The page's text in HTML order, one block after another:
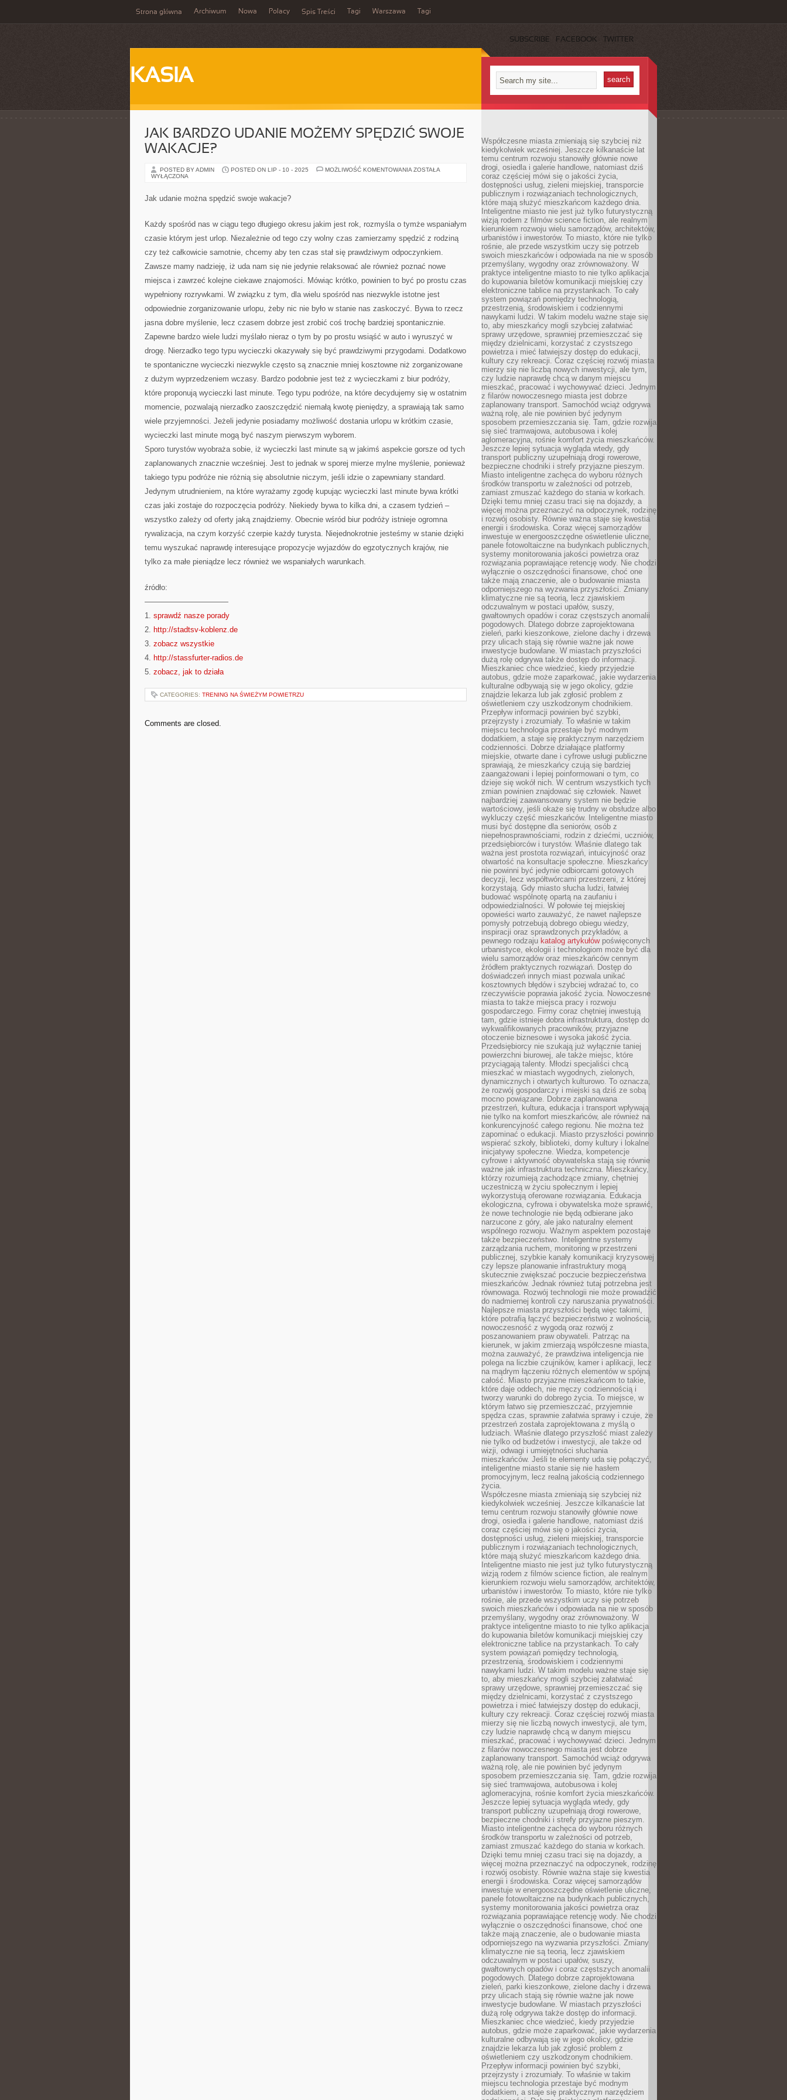
Strona główna Archiwum Nowa Polacy Spis Treści Tagi Warszawa Tagi
SUBSCRIBE FACEBOOK TWITTER
KASIA
JAK BARDZO UDANIE MOŻEMY SPĘDZIĆ SWOJE
WAKACJE?
POSTED BY ADMIN POSTED ON LIP - 10 - 2025 MOŻLIWOŚĆ KOMENTOWANIA JAK
ZOSTAŁA
WYŁĄCZONA
Jak udanie można spędzić swoje wakacje?
Każdy spośród nas w ciągu tego długiego okresu jakim jest rok, rozmyśla o tymże wspaniałym
czasie którym jest urlop. Niezależnie od tego czy wolny czas zamierzamy spędzić z rodziną
czy też całkowicie samotnie, chcemy aby ten czas stał się prawdziwym odpoczynkiem.
Zawsze mamy nadzieję, iż uda nam się nie jedynie relaksować ale również poznać nowe
miejsca i zawrzeć kolejne ciekawe znajomości. Mówiąc krótko, powinien to być po prostu czas
wypełniony rozrywkami. W związku z tym, dla wielu spośród nas niezwykle istotne jest
odpowiednie zorganizowanie urlopu, żeby nic nie było w stanie nas zaskoczyć. Bywa to rzecz
jasna dobre myślenie, lecz czasem dobrze jest zrobić coś trochę bardziej spontanicznie.
Zapewne bardzo wiele ludzi myślało nieraz o tym by po prostu wsiąść w auto i wyruszyć w
drogę. Nierzadko tego typu wycieczki okazywały się być prawdziwymi przygodami. Dodatkowo
te spontaniczne wycieczki niezwykle często są znacznie mniej kosztowne niż zorganizowane
z dużym wyprzedzeniem wczasy. Bardzo podobnie jest też z wycieczkami z biur podróży,
które proponują wycieczki last minute. Tego typu podróże, na które decydujemy się w ostatnim
momencie, pozwalają nierzadko zaoszczędzić niemałą kwotę pieniędzy, a sprawiają tak samo
wiele przyjemności. Jeżeli jedynie posiadamy możliwość dostania urlopu w krótkim czasie,
wycieczki last minute mogą być naszym pierwszym wyborem.
Sporo turystów wyobraża sobie, iż wycieczki last minute są w jakimś aspekcie gorsze od tych
zaplanowanych znacznie wcześniej. Jest to jednak w sporej mierze mylne myślenie, ponieważ
takiego typu podróże nie różnią się absolutnie niczym, jeśli idzie o zapewniany standard.
Jedynym utrudnieniem, na które wyrażamy zgodę kupując wycieczki last minute bywa krótki
czas jaki zostaje do rozpoczęcia podróży. Niekiedy bywa to kilka dni, a czasem tydzień –
wszystko zależy od oferty jaką znajdziemy. Obecnie wśród biur podróży istnieje ogromna
rywalizacja, na czym korzyść czerpie każdy turysta. Niejednokrotnie jesteśmy w stanie dzięki
temu wyszukać naprawdę interesujące propozycje wyjazdów do egzotycznych krajów, nie
tylko za małe pieniądze lecz również we wspaniałych warunkach.
źródło:
———————————
1. sprawdź nasze porady
2. http://stadtsv-koblenz.de
3. zobacz wszystkie
4. http://stassfurter-radios.de
5. zobacz, jak to działa
CATEGORIES: TRENING NA ŚWIEŻYM POWIETRZU
Comments are closed.
Współczesne miasta zmieniają się szybciej niż
kiedykolwiek wcześniej. Jeszcze kilkanaście lat
temu centrum rozwoju stanowiły głównie nowe
drogi, osiedla i galerie handlowe, natomiast dziś
coraz częściej mówi się o jakości życia,
dostępności usług, zieleni miejskiej, transporcie
publicznym i rozwiązaniach technologicznych,
które mają służyć mieszkańcom każdego dnia.
Inteligentne miasto nie jest już tylko futurystyczną
wizją rodem z filmów science fiction, ale realnym
kierunkiem rozwoju wielu samorządów, architektów,
urbanistów i inwestorów. To miasto, które nie tylko
rośnie, ale przede wszystkim uczy się potrzeb
swoich mieszkańców i odpowiada na nie w sposób
przemyślany, wygodny oraz zrównoważony. W
praktyce inteligentne miasto to nie tylko aplikacja
do kupowania biletów komunikacji miejskiej czy
elektroniczne tablice na przystankach. To cały
system powiązań pomiędzy technologią,
przestrzenią, środowiskiem i codziennymi
nawykami ludzi. W takim modelu ważne staje się
to, aby mieszkańcy mogli szybciej załatwiać
sprawy urzędowe, sprawniej przemieszczać się
między dzielnicami, korzystać z czystszego
powietrza i mieć łatwiejszy dostęp do edukacji,
kultury czy rekreacji. Coraz częściej rozwój miasta
mierzy się nie liczbą nowych inwestycji, ale tym,
czy ludzie naprawdę chcą w danym miejscu
mieszkać, pracować i wychowywać dzieci. Jednym
z filarów nowoczesnego miasta jest dobrze
zaplanowany transport. Samochód wciąż odgrywa
ważną rolę, ale nie powinien być jedynym
sposobem przemieszczania się. Tam, gdzie rozwija
się sieć tramwajowa, autobusowa i kolej
aglomeracyjna, rośnie komfort życia mieszkańców.
Jeszcze lepiej sytuacja wygląda wtedy, gdy
transport publiczny uzupełniają drogi rowerowe,
bezpieczne chodniki i strefy przyjazne pieszym.
Miasto inteligentne zachęca do wyboru różnych
środków transportu w zależności od potrzeb,
zamiast zmuszać każdego do stania w korkach.
Dzięki temu mniej czasu traci się na dojazdy, a
więcej można przeznaczyć na odpoczynek, rodzinę
i rozwój osobisty. Równie ważna staje się kwestia
energii i środowiska. Coraz więcej samorządów
inwestuje w energooszczędne oświetlenie uliczne,
panele fotowoltaiczne na budynkach publicznych,
systemy monitorowania jakości powietrza oraz
rozwiązania poprawiające retencję wody. Nie chodzi
wyłącznie o oszczędności finansowe, choć one
także mają znaczenie, ale o budowanie miasta
odporniejszego na wyzwania przyszłości. Zmiany
klimatyczne nie są teorią, lecz zjawiskiem
odczuwalnym w postaci upałów, suszy,
gwałtownych opadów i coraz częstszych anomalii
pogodowych. Dlatego dobrze zaprojektowana
zieleń, parki kieszonkowe, zielone dachy i drzewa
przy ulicach stają się równie ważne jak nowe
inwestycje budowlane. W miastach przyszłości
dużą rolę odgrywa także dostęp do informacji.
Mieszkaniec chce wiedzieć, kiedy przyjedzie
autobus, gdzie może zaparkować, jakie wydarzenia
kulturalne odbywają się w jego okolicy, gdzie
znajdzie lekarza lub jak zgłosić problem z
oświetleniem czy uszkodzonym chodnikiem.
Przepływ informacji powinien być szybki,
przejrzysty i zrozumiały. To właśnie w takim
miejscu technologia przestaje być modnym
dodatkiem, a staje się praktycznym narzędziem
codzienności. Dobrze działające platformy
miejskie, otwarte dane i cyfrowe usługi publiczne
sprawiają, że mieszkańcy czują się bardziej
zaangażowani i lepiej poinformowani o tym, co
dzieje się wokół nich. W centrum wszystkich tych
zmian powinien znajdować się człowiek. Nawet
najbardziej zaawansowany system nie będzie
wartościowy, jeśli okaże się trudny w obsłudze albo
wykluczy część mieszkańców. Inteligentne miasto
musi być dostępne dla seniorów, osób z
niepełnosprawnościami, rodzin z dziećmi, uczniów,
przedsiębiorców i turystów. Właśnie dlatego tak
ważna jest prostota rozwiązań, intuicyjność oraz
otwartość na konsultacje społeczne. Mieszkańcy
nie powinni być jedynie odbiorcami gotowych
decyzji, lecz współtwórcami przestrzeni, z której
korzystają. Gdy miasto słucha ludzi, łatwiej
budować wspólnotę opartą na zaufaniu i
odpowiedzialności. W połowie tej miejskiej
opowieści warto zauważyć, że nawet najlepsze
pomysły potrzebują dobrego obiegu wiedzy,
inspiracji oraz sprawdzonych przykładów, a
pewnego rodzaju katalog artykułówpoświęconych
urbanistyce, ekologii i technologiom może być dla
wielu samorządów oraz mieszkańców cennym
źródłem praktycznych rozwiązań. Dostęp do
doświadczeń innych miast pozwala unikać
kosztownych błędów i szybciej wdrażać to, co
rzeczywiście poprawia jakość życia. Nowoczesne
miasta to także miejsca pracy i rozwoju
gospodarczego. Firmy coraz chętniej inwestują
tam, gdzie istnieje dobra infrastruktura, dostęp do
wykwalifikowanych pracowników, przyjazne
otoczenie biznesowe i wysoka jakość życia.
Przedsiębiorcy nie szukają już wyłącznie taniej
powierzchni biurowej, ale także miejsc, które
przyciągają talenty. Młodzi specjaliści chcą
mieszkać w miastach wygodnych, zielonych,
dynamicznych i otwartych kulturowo. To oznacza,
że rozwój gospodarczy i miejski są dziś ze sobą
mocno powiązane. Dobrze zaplanowana
przestrzeń, kultura, edukacja i transport wpływają
nie tylko na komfort mieszkańców, ale również na
konkurencyjność całego regionu. Nie można też
zapominać o edukacji. Miasto przyszłości powinno
wspierać szkoły, biblioteki, domy kultury i lokalne
inicjatywy społeczne. Wiedza, kompetencje
cyfrowe i aktywność obywatelska stają się równie
ważne jak infrastruktura techniczna. Mieszkańcy,
którzy rozumieją zachodzące zmiany, chętniej
uczestniczą w życiu społecznym i lepiej
wykorzystują oferowane rozwiązania. Edukacja
ekologiczna, cyfrowa i obywatelska może sprawić,
że nowe technologie nie będą odbierane jako
narzucone z góry, ale jako naturalny element
wspólnego rozwoju. Ważnym aspektem pozostaje
także bezpieczeństwo. Inteligentne systemy
zarządzania ruchem, monitoring w przestrzeni
publicznej, szybkie kanały komunikacji kryzysowej
czy lepsze planowanie infrastruktury mogą
skutecznie zwiększać poczucie bezpieczeństwa
mieszkańców. Jednak również tutaj potrzebna jest
równowaga. Rozwój technologii nie może prowadzić
do nadmiernej kontroli czy naruszania prywatności.
Najlepsze miasta przyszłości będą więc takimi,
które potrafią łączyć bezpieczeństwo z wolnością,
nowoczesność z wygodą oraz rozwój z
poszanowaniem praw obywateli. Patrząc na
kierunek, w jakim zmierzają współczesne miasta,
można zauważyć, że prawdziwa inteligencja nie
polega na liczbie czujników, kamer i aplikacji, lecz
na mądrym łączeniu różnych elementów w spójną
całość. Miasto przyjazne mieszkańcom to takie,
które daje oddech, nie męczy codziennością i
tworzy warunki do dobrego życia. To miejsce, w
którym łatwo się przemieszczać, przyjemnie
spędza czas, sprawnie załatwia sprawy i czuje, że
przestrzeń została zaprojektowana z myślą o
ludziach. Właśnie dlatego przyszłość miast zależy
nie tylko od budżetów i inwestycji, ale także od
wizji, odwagi i umiejętności słuchania
mieszkańców. Jeśli te elementy uda się połączyć,
inteligentne miasto stanie się nie hasłem
promocyjnym, lecz realną jakością codziennego
życia.
Współczesne miasta zmieniają się szybciej niż
kiedykolwiek wcześniej. Jeszcze kilkanaście lat
temu centrum rozwoju stanowiły głównie nowe
drogi, osiedla i galerie handlowe, natomiast dziś
coraz częściej mówi się o jakości życia,
dostępności usług, zieleni miejskiej, transporcie
publicznym i rozwiązaniach technologicznych,
które mają służyć mieszkańcom każdego dnia.
Inteligentne miasto nie jest już tylko futurystyczną
wizją rodem z filmów science fiction, ale realnym
kierunkiem rozwoju wielu samorządów, architektów,
urbanistów i inwestorów. To miasto, które nie tylko
rośnie, ale przede wszystkim uczy się potrzeb
swoich mieszkańców i odpowiada na nie w sposób
przemyślany, wygodny oraz zrównoważony. W
praktyce inteligentne miasto to nie tylko aplikacja
do kupowania biletów komunikacji miejskiej czy
elektroniczne tablice na przystankach. To cały
system powiązań pomiędzy technologią,
przestrzenią, środowiskiem i codziennymi
nawykami ludzi. W takim modelu ważne staje się
to, aby mieszkańcy mogli szybciej załatwiać
sprawy urzędowe, sprawniej przemieszczać się
między dzielnicami, korzystać z czystszego
powietrza i mieć łatwiejszy dostęp do edukacji,
kultury czy rekreacji. Coraz częściej rozwój miasta
mierzy się nie liczbą nowych inwestycji, ale tym,
czy ludzie naprawdę chcą w danym miejscu
mieszkać, pracować i wychowywać dzieci. Jednym
z filarów nowoczesnego miasta jest dobrze
zaplanowany transport. Samochód wciąż odgrywa
ważną rolę, ale nie powinien być jedynym
sposobem przemieszczania się. Tam, gdzie rozwija
się sieć tramwajowa, autobusowa i kolej
aglomeracyjna, rośnie komfort życia mieszkańców.
Jeszcze lepiej sytuacja wygląda wtedy, gdy
transport publiczny uzupełniają drogi rowerowe,
bezpieczne chodniki i strefy przyjazne pieszym.
Miasto inteligentne zachęca do wyboru różnych
środków transportu w zależności od potrzeb,
zamiast zmuszać każdego do stania w korkach.
Dzięki temu mniej czasu traci się na dojazdy, a
więcej można przeznaczyć na odpoczynek, rodzinę
i rozwój osobisty. Równie ważna staje się kwestia
energii i środowiska. Coraz więcej samorządów
inwestuje w energooszczędne oświetlenie uliczne,
panele fotowoltaiczne na budynkach publicznych,
systemy monitorowania jakości powietrza oraz
rozwiązania poprawiające retencję wody. Nie chodzi
wyłącznie o oszczędności finansowe, choć one
także mają znaczenie, ale o budowanie miasta
odporniejszego na wyzwania przyszłości. Zmiany
klimatyczne nie są teorią, lecz zjawiskiem
odczuwalnym w postaci upałów, suszy,
gwałtownych opadów i coraz częstszych anomalii
pogodowych. Dlatego dobrze zaprojektowana
zieleń, parki kieszonkowe, zielone dachy i drzewa
przy ulicach stają się równie ważne jak nowe
inwestycje budowlane. W miastach przyszłości
dużą rolę odgrywa także dostęp do informacji.
Mieszkaniec chce wiedzieć, kiedy przyjedzie
autobus, gdzie może zaparkować, jakie wydarzenia
kulturalne odbywają się w jego okolicy, gdzie
znajdzie lekarza lub jak zgłosić problem z
oświetleniem czy uszkodzonym chodnikiem.
Przepływ informacji powinien być szybki,
przejrzysty i zrozumiały. To właśnie w takim
miejscu technologia przestaje być modnym
dodatkiem, a staje się praktycznym narzędziem